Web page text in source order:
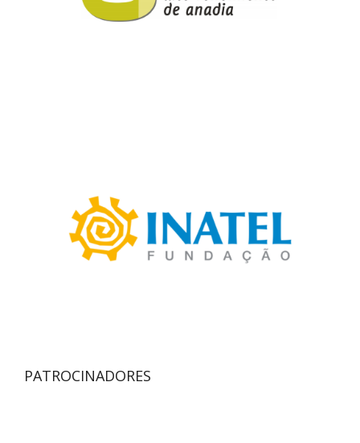
PATROCINADORES